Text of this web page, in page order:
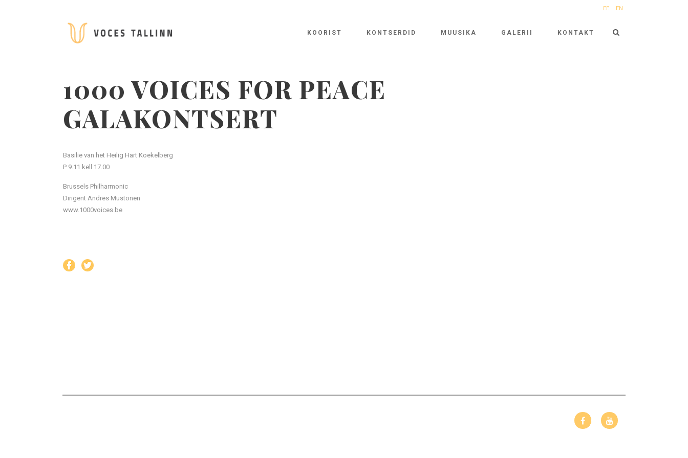
EE EN
KOORIST KONTSERDID MUUSIKA GALERII KONTAKT
1000 VOICES FOR PEACE
GALAKONTSERT
Basilie van het Heilig Hart Koekelberg
P 9.11 kell 17.00
Brussels Philharmonic
Dirigent Andres Mustonen
www.1000voices.be